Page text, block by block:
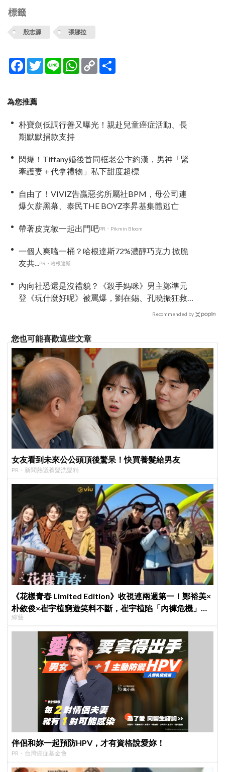
標籤
殷志源 張娜拉
Facebook
TwitterLine WhatsApp
Copy
Link
為您推薦
朴寶劍低調行善又曝光！親赴兒童癌症活動、長
期默默捐款支持
閃爆！Tiffany婚後首同框老公卞約漢，男神「緊
牽護妻＋代拿禮物」私下甜度超標
自由了！VIVIZ告贏惡劣所屬社BPM，母公司連
爆欠薪黑幕、泰民THE BOYZ李昇基集體逃亡
帶著皮克敏一起出門吧PR・Pikmin Bloom
一個人爽嗑一桶？哈根達斯72%濃醇巧克力 掀脆
友共...
PR・哈根達斯
內向社恐還是沒禮貌？《殺手媽咪》男主鄭準元
登《玩什麼好呢》被罵爆，劉在錫、孔曉振狂救
Recommended by
您也可能喜歡這些文章
女友看到未來公公頭頂後驚呆！快買養髮給男友
PR・新聞熱議養髮洗髮精
《花樣青春 Limited Edition》收視連兩週第一！鄭裕美×
朴敘俊×崔宇植窮遊笑料不斷，崔宇植陷「內褲危機」直
喊：可以出賣靈魂
綜藝
伴侶和妳一起預防HPV，才有資格說愛妳！
PR・台灣癌症基金會